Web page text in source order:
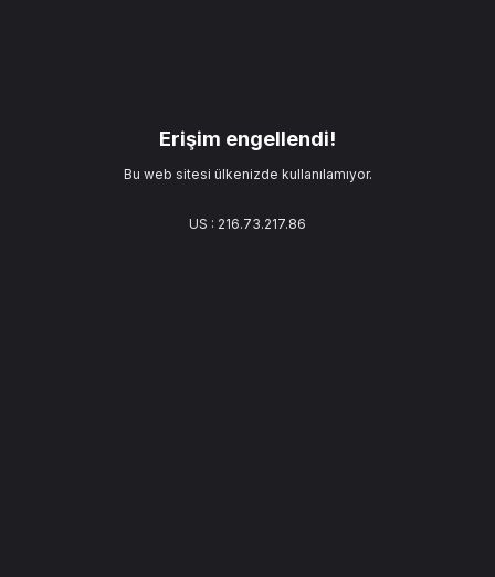
Erişim engellendi!
Bu web sitesi ülkenizde kullanılamıyor.
US : 216.73.217.86